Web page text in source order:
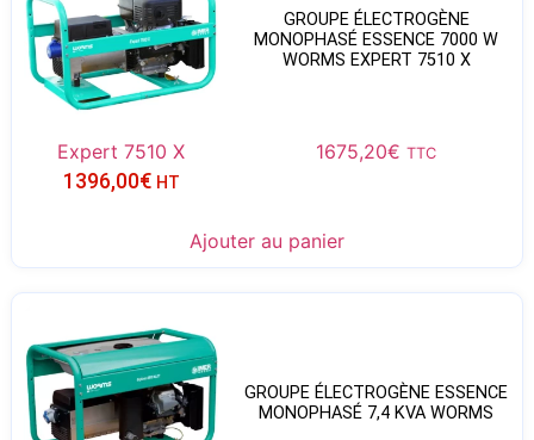
GROUPE ÉLECTROGÈNE
MONOPHASÉ ESSENCE 7000 W
WORMS EXPERT 7510 X
Expert 7510 X 1675,20€ TTC
1396,00€ HT
Ajouter au panier
GROUPE ÉLECTROGÈNE ESSENCE
MONOPHASÉ 7,4 KVA WORMS